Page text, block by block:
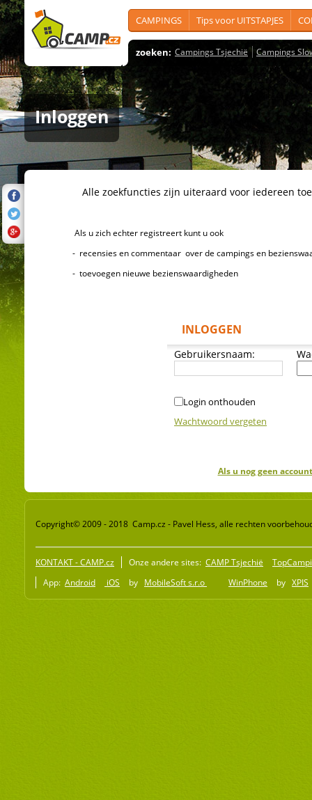
CAMPINGS Tips voor UITSTAPJES
zoeken: Campings Tsjechië Campings
Inloggen
Alle zoekfuncties zijn uiteraard voor iedereen
Als u zich echter registreert kunt u ook
- recensies en commentaar over de campings en
- toevoegen nieuwe bezienswaardigheden
INLOGGEN
Gebruikersnaam:
Login onthouden
Wachtwoord vergeten
Als u nog geen
Copyright© 2009 - 2018 Camp.cz - Pavel Hess, alle rechten
KONTAKT - CAMP.cz Onze andere sites: CAMP Tsjechië
App: Android iOS by MobileSoft s.r.o WinPhone by XPIS